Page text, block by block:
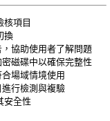
核項目
換
協助使用者了解問題
磁碟中以確保完整性
場域情境使用
行檢測與複驗
安全性